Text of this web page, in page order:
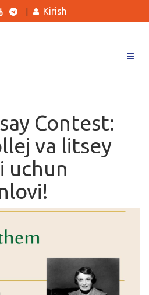
Kirish
Contest:
va litsey
uchun